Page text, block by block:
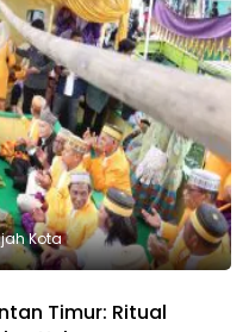
Kota
Timur: Ritual